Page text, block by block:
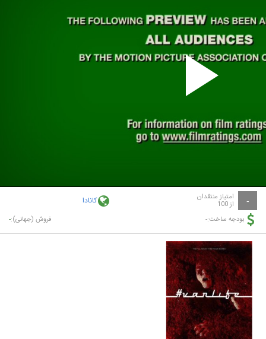
- امتیاز منتقدان
از 100 کانادا
بودجه ساخت:- فروش (جهانی):-